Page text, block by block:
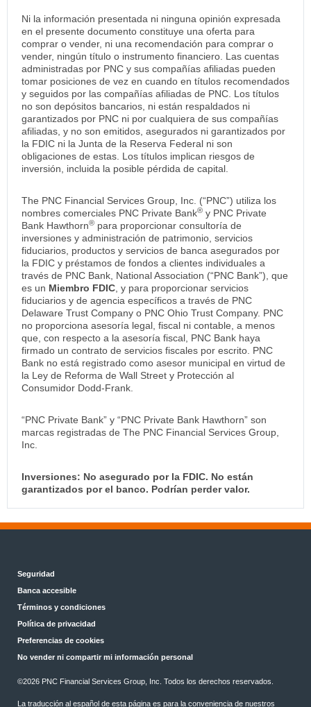
Ni la información presentada ni ninguna opinión expresada
en el presente documento constituye una oferta para
comprar o vender, ni una recomendación para comprar o
vender, ningún título o instrumento financiero. Las cuentas
administradas por PNC y sus compañías afiliadas pueden
tomar posiciones de vez en cuando en títulos recomendados
y seguidos por las compañías afiliadas de PNC. Los títulos
no son depósitos bancarios, ni están respaldados ni
garantizados por PNC ni por cualquiera de sus compañías
afiliadas, y no son emitidos, asegurados ni garantizados por
la FDIC ni la Junta de la Reserva Federal ni son
obligaciones de estas. Los títulos implican riesgos de
inversión, incluida la posible pérdida de capital.
The PNC Financial Services Group, Inc. (“PNC”) utiliza los
nombres comerciales PNC Private Bank® y PNC Private
Bank Hawthorn® para proporcionar consultoría de
inversiones y administración de patrimonio, servicios
fiduciarios, productos y servicios de banca asegurados por
la FDIC y préstamos de fondos a clientes individuales a
través de PNC Bank, National Association (“PNC Bank”), que
es un Miembro FDIC , y para proporcionar servicios
fiduciarios y de agencia específicos a través de PNC
Delaware Trust Company o PNC Ohio Trust Company. PNC
no proporciona asesoría legal, fiscal ni contable, a menos
que, con respecto a la asesoría fiscal, PNC Bank haya
firmado un contrato de servicios fiscales por escrito. PNC
Bank no está registrado como asesor municipal en virtud de
la Ley de Reforma de Wall Street y Protección al
Consumidor Dodd-Frank.
“PNC Private Bank” y “PNC Private Bank Hawthorn” son
marcas registradas de The PNC Financial Services Group,
Inc.
Inversiones: No asegurado por la FDIC. No están
garantizados por el banco. Podrían perder valor.
Seguridad
Banca accesible
Términos y condiciones
Política de privacidad
Preferencias de cookies
No vender ni compartir mi información personal
©2026 PNC Financial Services Group, Inc. Todos los derechos reservados.
La traducción al español de esta página es para la conveniencia de nuestros